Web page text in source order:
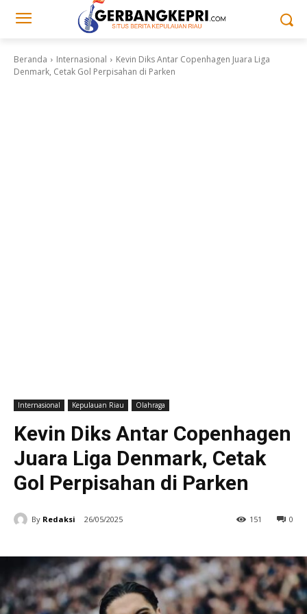
Beranda Internasional
Kevin Diks Antar Copenhagen Juara Liga
Denmark, Cetak Gol Perpisahan di Parken
Internasional Kepulauan Riau Olahraga
Kevin Diks Antar Copenhagen
Juara Liga Denmark, Cetak
Gol Perpisahan di Parken
By Redaksi 26/05/2025 0
151